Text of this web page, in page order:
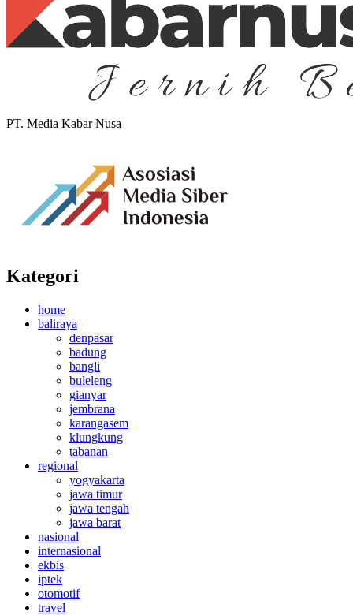
PT. Media Kabar Nusa
Kategori
home
baliraya
denpasar
badung
bangli
buleleng
gianyar
jembrana
karangasem
klungkung
tabanan
regional
yogyakarta
jawa timur
jawa tengah
jawa barat
nasional
internasional
ekbis
iptek
otomotif
travel